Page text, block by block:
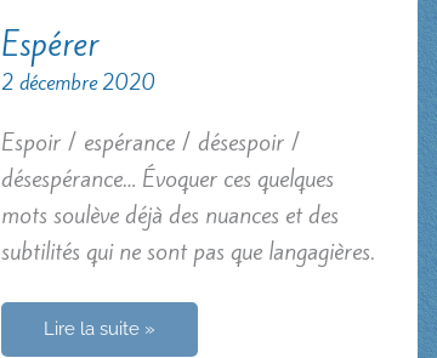
Espérer
2 décembre 2020
Espoir / espérance / désespoir /
désespérance… Évoquer ces quelques
mots soulève déjà des nuances et des
subtilités qui ne sont pas que langagières.
Espérer
Lire la suite »